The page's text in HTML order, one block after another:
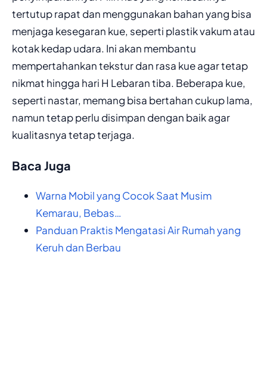
tertutup rapat dan menggunakan bahan yang bisa
menjaga kesegaran kue, seperti plastik vakum atau
kotak kedap udara. Ini akan membantu
mempertahankan tekstur dan rasa kue agar tetap
nikmat hingga hari H Lebaran tiba. Beberapa kue,
seperti nastar, memang bisa bertahan cukup lama,
namun tetap perlu disimpan dengan baik agar
kualitasnya tetap terjaga.
Baca Juga
Warna Mobil yang Cocok Saat Musim
Kemarau, Bebas…
Panduan Praktis Mengatasi Air Rumah yang
Keruh dan Berbau